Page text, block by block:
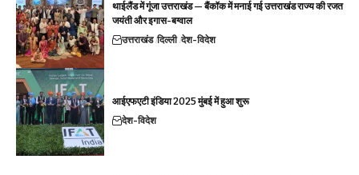
थाईलैंड में गूंजा उत्तराखंड — बैंकॉक में मनाई गई उत्तराखंड राज्य की रजत
जयंती और इगास-बग्वाल
उत्तराखंड दिल्ली देश-विदेश
आईएफएटी इंडिया 2025 मुंबई में हुआ शुरू
देश-विदेश